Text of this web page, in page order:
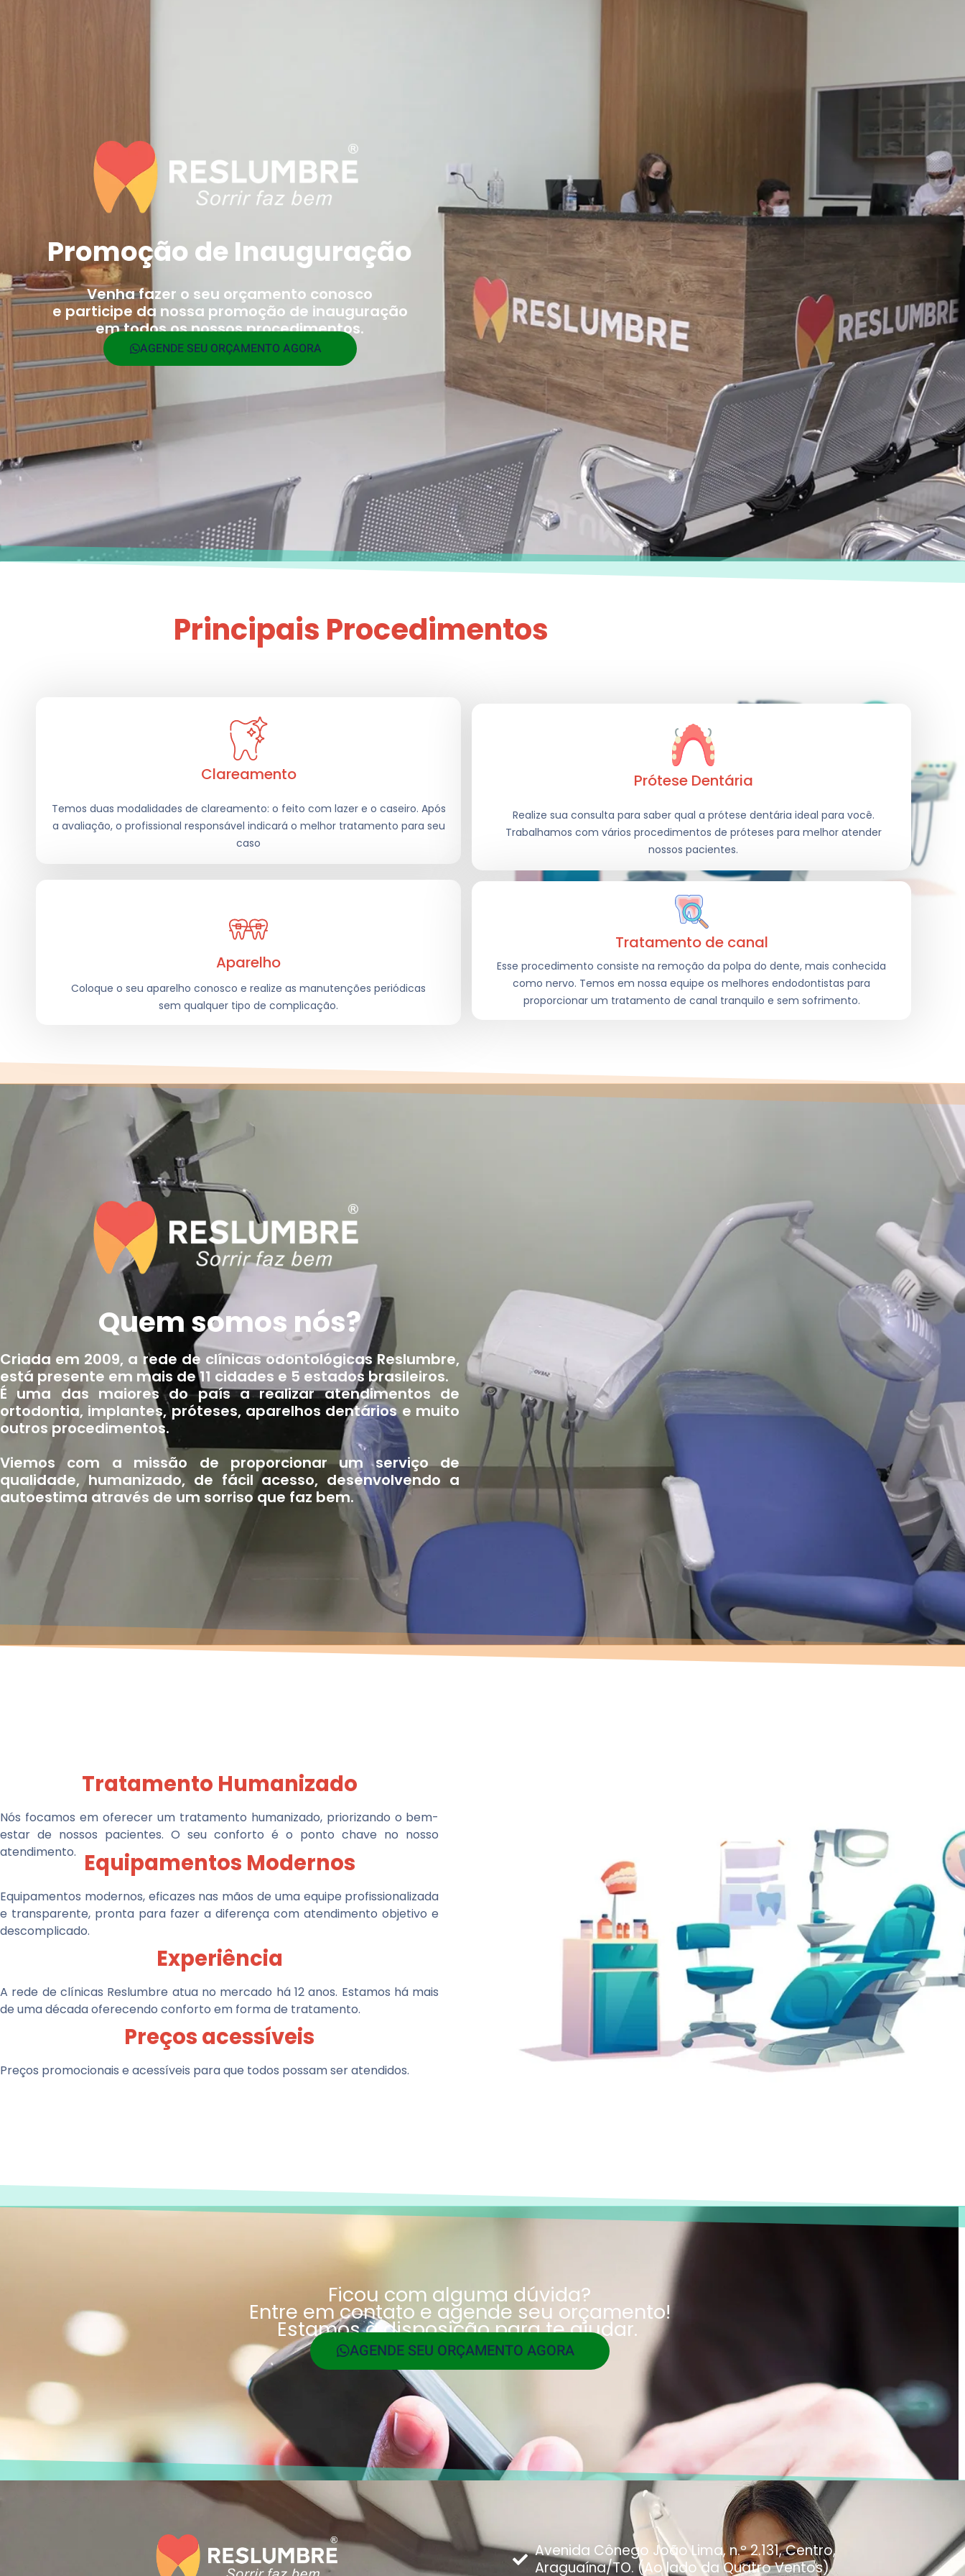
Promoção de Inauguração
Venha fazer o seu orçamento conosco
e participe da nossa promoção de inauguração
em todos os nossos procedimentos.
AGENDE SEU ORÇAMENTO AGORA
Clareamento
Temos duas modalidades de clareamento: o feito com lazer e o caseiro. Após
a avaliação, o profissional responsável indicará o melhor tratamento para seu
caso
Aparelho
Coloque o seu aparelho conosco e realize as manutenções periódicas
sem qualquer tipo de complicação.
Principais Procedimentos
Prótese Dentária
Realize sua consulta para saber qual a prótese dentária ideal para você.
Trabalhamos com vários procedimentos de próteses para melhor atender
nossos pacientes.
Tratamento de canal
Esse procedimento consiste na remoção da polpa do dente, mais conhecida
como nervo. Temos em nossa equipe os melhores endodontistas para
proporcionar um tratamento de canal tranquilo e sem sofrimento.
Quem somos nós?
Criada em 2009, a rede de clínicas odontológicas Reslumbre,
está presente em mais de 11 cidades e 5 estados brasileiros.
É uma das maiores do país a realizar atendimentos de
ortodontia, implantes, próteses, aparelhos dentários e muito
outros procedimentos.
Viemos com a missão de proporcionar um serviço de
qualidade, humanizado, de fácil acesso, desenvolvendo a
autoestima através de um sorriso que faz bem.
Tratamento Humanizado
Nós focamos em oferecer um tratamento humanizado, priorizando o bem-
estar de nossos pacientes. O seu conforto é o ponto chave no nosso
atendimento.
Equipamentos Modernos
Equipamentos modernos, eficazes nas mãos de uma equipe profissionalizada
e transparente, pronta para fazer a diferença com atendimento objetivo e
descomplicado.
Experiência
A rede de clínicas Reslumbre atua no mercado há 12 anos. Estamos há mais
de uma década oferecendo conforto em forma de tratamento.
Preços acessíveis
Preços promocionais e acessíveis para que todos possam ser atendidos.
Ficou com alguma dúvida?
Entre em contato e agende seu orçamento!
Estamos à disposição para te ajudar.
AGENDE SEU ORÇAMENTO AGORA
Avenida Cônego João Lima, n.º 2.131, Centro,
Araguaína/TO. (Ao lado da Quatro Ventos)